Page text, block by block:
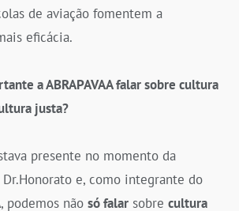
de aviação fomentem a
eficácia.
a ABRAPAVAA falar sobre cultura
justa?
presente no momento da
e, como integrante do
, podemos não só falar sobre cultura